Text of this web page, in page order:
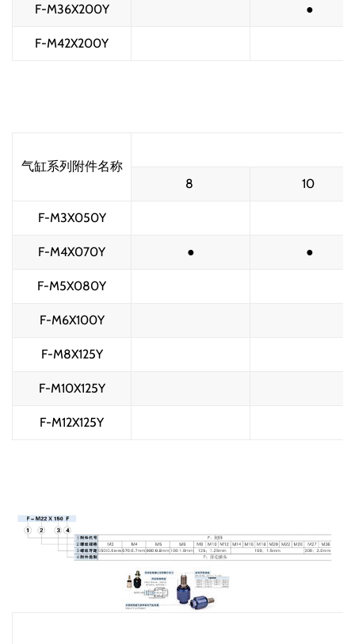
F-M36X200Y ●
F-M42X200Y
气缸系列附件名称
8
10
F-M3X050Y
F-M4X070Y ● ●
F-M5X080Y
F-M6X100Y
F-M8X125Y
F-M10X125Y
F-M12X125Y